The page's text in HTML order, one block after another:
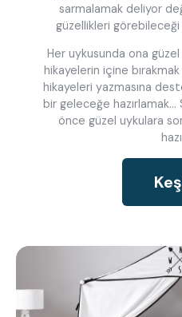
sarmalamak deliyor
güzellikleri
Her uykusunda ona
hikayelerin içine
hikayeleri yazmasına
bir geleceğe hazırlamak...
önce güzel uykulara